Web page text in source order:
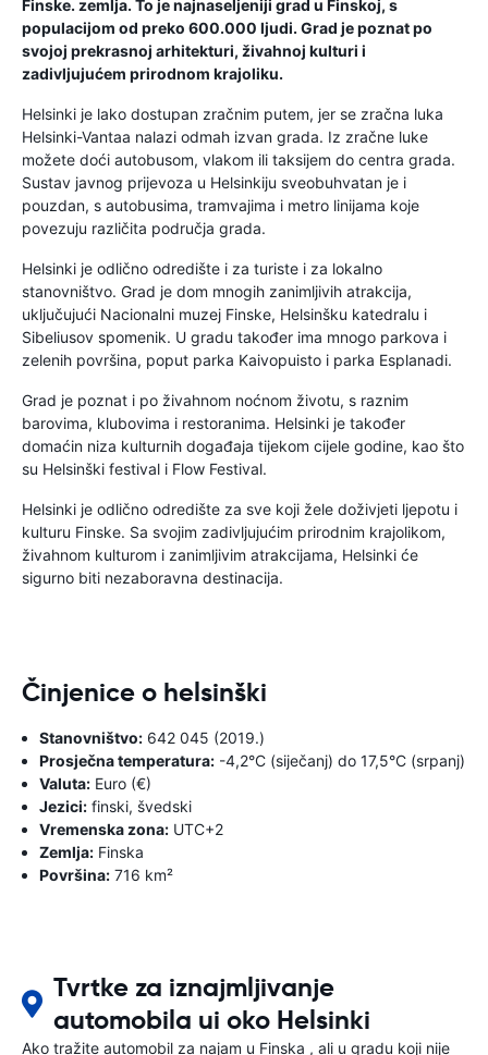
Finske. zemlja. To je najnaseljeniji grad u Finskoj, s
populacijom od preko 600.000 ljudi. Grad je poznat po
svojoj prekrasnoj arhitekturi, živahnoj kulturi i
zadivljujućem prirodnom krajoliku.
Helsinki je lako dostupan zračnim putem, jer se zračna luka
Helsinki-Vantaa nalazi odmah izvan grada. Iz zračne luke
možete doći autobusom, vlakom ili taksijem do centra grada.
Sustav javnog prijevoza u Helsinkiju sveobuhvatan je i
pouzdan, s autobusima, tramvajima i metro linijama koje
povezuju različita područja grada.
Helsinki je odlično odredište i za turiste i za lokalno
stanovništvo. Grad je dom mnogih zanimljivih atrakcija,
uključujući Nacionalni muzej Finske, Helsinšku katedralu i
Sibeliusov spomenik. U gradu također ima mnogo parkova i
zelenih površina, poput parka Kaivopuisto i parka Esplanadi.
Grad je poznat i po živahnom noćnom životu, s raznim
barovima, klubovima i restoranima. Helsinki je također
domaćin niza kulturnih događaja tijekom cijele godine, kao što
su Helsinški festival i Flow Festival.
Helsinki je odlično odredište za sve koji žele doživjeti ljepotu i
kulturu Finske. Sa svojim zadivljujućim prirodnim krajolikom,
živahnom kulturom i zanimljivim atrakcijama, Helsinki će
sigurno biti nezaboravna destinacija.
Činjenice o helsinški
Stanovništvo: 642 045 (2019.)
Prosječna temperatura: -4,2°C (siječanj) do 17,5°C (srpanj)
Valuta: Euro (€)
Jezici: finski, švedski
Vremenska zona: UTC+2
Zemlja: Finska
Površina: 716 km²
Tvrtke za iznajmljivanje
automobila ui oko Helsinki
Ako tražite automobil za najam u Finska , ali u gradu koji nije